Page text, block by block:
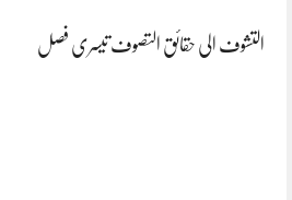
التشوف الی حقائق التصوف تیسری فصل